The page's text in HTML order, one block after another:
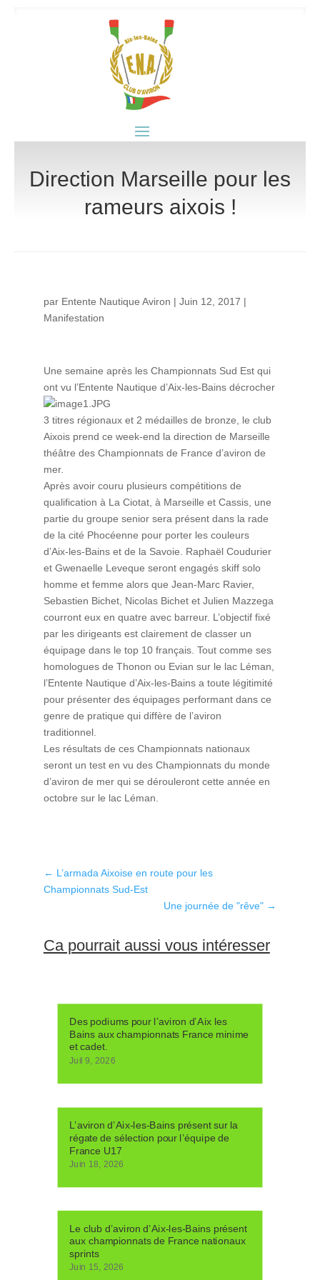
Direction Marseille pour les
rameurs aixois !
par Entente Nautique Aviron | Juin 12, 2017 |
Manifestation
Une semaine après les Championnats Sud Est qui
ont vu l’Entente Nautique d’Aix-les-Bains décrocher
3 titres régionaux et 2 médailles de bronze, le club
Aixois prend ce week-end la direction de Marseille
théâtre des Championnats de France d’aviron de
mer.
Après avoir couru plusieurs compétitions de
qualification à La Ciotat, à Marseille et Cassis, une
partie du groupe senior sera présent dans la rade
de la cité Phocéenne pour porter les couleurs
d’Aix-les-Bains et de la Savoie. Raphaël Coudurier
et Gwenaelle Leveque seront engagés skiff solo
homme et femme alors que Jean-Marc Ravier,
Sebastien Bichet, Nicolas Bichet et Julien Mazzega
courront eux en quatre avec barreur. L’objectif fixé
par les dirigeants est clairement de classer un
équipage dans le top 10 français. Tout comme ses
homologues de Thonon ou Evian sur le lac Léman,
l’Entente Nautique d’Aix-les-Bains a toute légitimité
pour présenter des équipages performant dans ce
genre de pratique qui diffère de l’aviron
traditionnel.
Les résultats de ces Championnats nationaux
seront un test en vu des Championnats du monde
d’aviron de merqui se dérouleront cette année en
octobre sur le lac Léman.
← L’armada Aixoise en route pour les
Championnats Sud-Est
Une journée de "rêve" →
Ca pourrait aussi vous intéresser
Des podiums pour l’aviron d’Aix les
Bains aux championnats France minime
et cadet.
Juil 9, 2026
L’aviron d’Aix-les-Bains présent sur la
régate de sélection pour l’équipe de
France U17
Juin 18, 2026
Le club d’aviron d’Aix-les-Bains présent
aux championnats de France nationaux
sprints
Juin 15, 2026